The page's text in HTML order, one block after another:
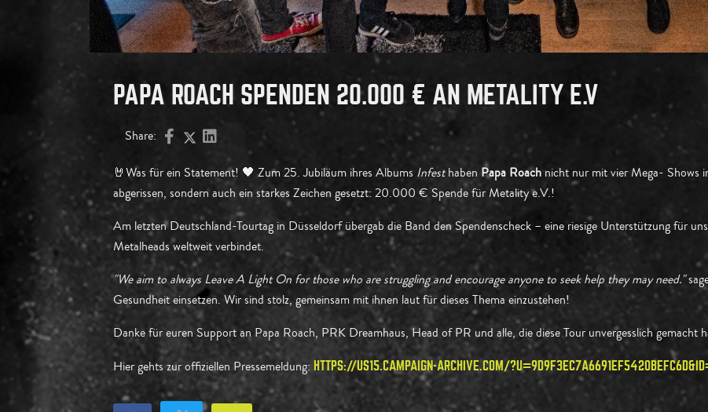
PAPA ROACH SPENDEN 20.000 € AN METALITY E.V
Share:
🤘Was für ein Statement! 🖤 Zum 25. Jubiläum ihres Albums Infesthaben Papa Roach nicht nur mit vier Mega- Shows
abgerissen, sondern auch ein starkes Zeichen gesetzt: 20.000 € Spende für Metality e.V.!
Am letzten Deutschland-Tourtag in Düsseldorf übergab die Band den Spendenscheck – eine riesige Unterstützung für
Metalheads weltweit verbindet.
"We aim to always Leave A Light On for those who are struggling and encourage anyone to seek help they may need."
Gesundheit einsetzen. Wir sind stolz, gemeinsam mit ihnen laut für dieses Thema einzustehen!
Danke für euren Support an Papa Roach, PRK Dreamhaus, Head of PR und alle, die diese Tour unvergesslich gemacht
Hier gehts zur offiziellen Pressemeldung: HTTPS://US15.CAMPAIGN-ARCHIVE.COM/